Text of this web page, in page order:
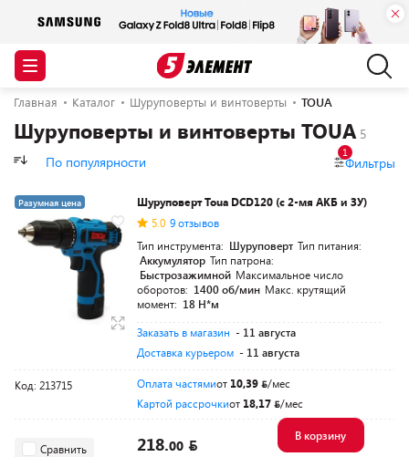
Главная Каталог Шуруповерты и винтоверты TOUA
Шуруповерты и винтоверты TOUA
По популярности Фильтры
1
Разумная цена
Шуруповерт Toua DCD120 (с 2-мя АКБ и ЗУ)
5.0 9 отзывов
Тип инструмента: Шуруповерт Тип питания:
Аккумулятор Тип патрона:
Быстрозажимной Максимальное число
оборотов: 1400 об/мин Макс. крутящий
момент: 18 Н*м
Заказать в магазин - 11 августа
Доставка курьером - 11 августа
Код: 213715 Оплата частямиот 10,39
/мес
Картой рассрочкиот 18,17 /мес
Сравнить 218.00
В корзину